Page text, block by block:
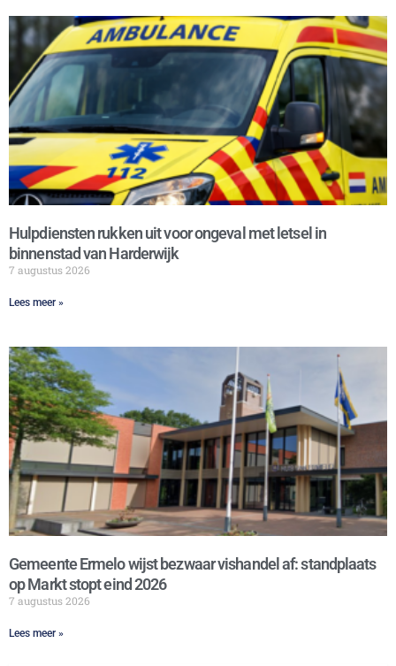
Hulpdiensten rukken uit voor ongeval met letsel in
binnenstad van Harderwijk
7 augustus 2026
Lees meer »
Gemeente Ermelo wijst bezwaar vishandel af: standplaats
op Markt stopt eind 2026
7 augustus 2026
Lees meer »